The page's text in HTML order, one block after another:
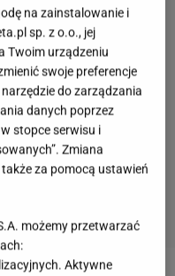
na zainstalowanie i
sp. z o.o., jej
Twoim urządzeniu
swoje preferencje
do zarządzania
danych poprzez
stopce serwisu i
Zmiana
za pomocą ustawień
możemy przetwarzać
Aktywne